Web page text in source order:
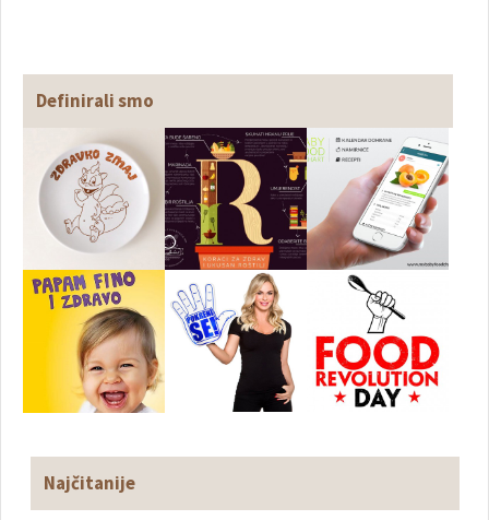
Definirali smo
Najčitanije